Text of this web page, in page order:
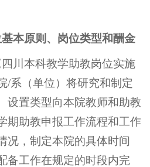
本原则、岗位类型和酬金
川本科教学助教岗位实施
/系（单位）将研究和制定
设置类型向本院教师和助教
期助教申报工作流程和工作
况，制定本院的具体时间
备工作在规定的时段内完